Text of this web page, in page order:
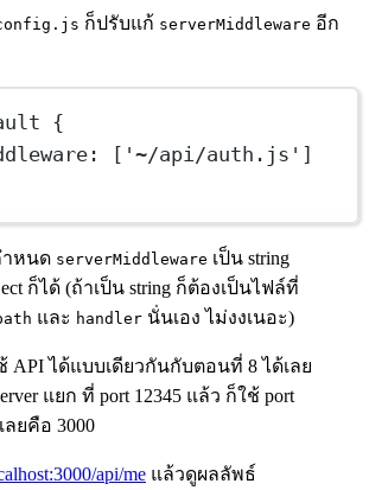
ก็ปรับแก้ serverMiddleware อีก
{
[ '~/api/auth.js' ]
ำหนด serverMiddleware เป็น string
ก็ได้ (ถ้าเป็น string ก็ต้องเป็นไฟล์ที่
และ handler นั่นเอง ไม่งงเนอะ)
API ได้แบบเดียวกันกับตอนที่ 8 ได้เลย
แยก ที่ port 12345 แล้ว ก็ใช้ port
ลยคือ 3000
api/me แล้วดูผลลัพธ์